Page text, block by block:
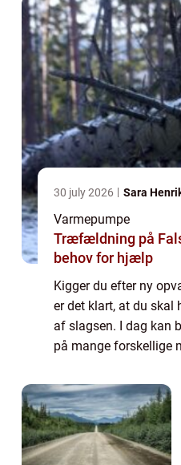
30 july 2026 Sara
Varmepumpe
Træfældning på
behov for hjælp
Kigger du efter ny
er det klart, at du skal
af slagsen. I dag kan
på mange forskellige
fungerer, hv...